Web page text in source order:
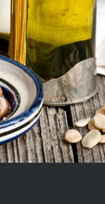
manuels et
dans le…